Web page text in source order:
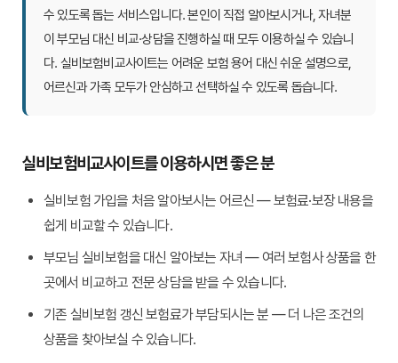
수 있도록 돕는 서비스입니다. 본인이 직접 알아보시거나, 자녀분
이 부모님 대신 비교·상담을 진행하실 때 모두 이용하실 수 있습니
다. 실비보험비교사이트는 어려운 보험 용어 대신 쉬운 설명으로,
어르신과 가족 모두가 안심하고 선택하실 수 있도록 돕습니다.
실비보험비교사이트를 이용하시면 좋은 분
실비보험 가입을 처음 알아보시는 어르신 — 보험료·보장 내용을
쉽게 비교할 수 있습니다.
부모님 실비보험을 대신 알아보는 자녀 — 여러 보험사 상품을 한
곳에서 비교하고 전문 상담을 받을 수 있습니다.
기존 실비보험 갱신 보험료가 부담되시는 분 — 더 나은 조건의
상품을 찾아보실 수 있습니다.